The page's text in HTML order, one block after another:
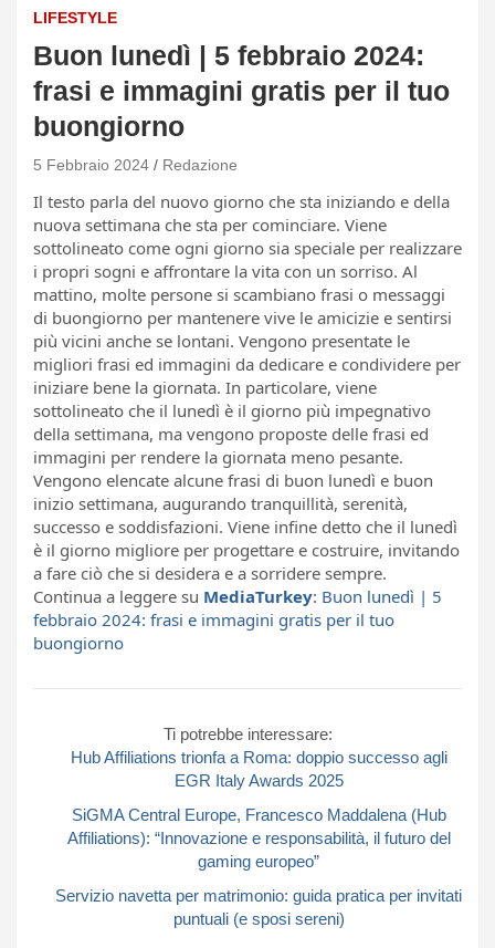
LIFESTYLE
Buon lunedì | 5 febbraio 2024:
frasi e immagini gratis per il tuo
buongiorno
5 Febbraio 2024 Redazione
Il testo parla del nuovo giorno che sta iniziando e della
nuova settimana che sta per cominciare. Viene
sottolineato come ogni giorno sia speciale per realizzare
i propri sogni e affrontare la vita con un sorriso. Al
mattino, molte persone si scambiano frasi o messaggi
di buongiorno per mantenere vive le amicizie e sentirsi
più vicini anche se lontani. Vengono presentate le
migliori frasi ed immagini da dedicare e condividere per
iniziare bene la giornata. In particolare, viene
sottolineato che il lunedì è il giorno più impegnativo
della settimana, ma vengono proposte delle frasi ed
immagini per rendere la giornata meno pesante.
Vengono elencate alcune frasi di buon lunedì e buon
inizio settimana, augurando tranquillità, serenità,
successo e soddisfazioni. Viene infine detto che il lunedì
è il giorno migliore per progettare e costruire, invitando
a fare ciò che si desidera e a sorridere sempre.
Continua a leggere su MediaTurkey: Buon lunedì | 5
febbraio 2024: frasi e immagini gratis per il tuo
buongiorno
Ti potrebbe interessare:
Hub Affiliations trionfa a Roma: doppio successo agli
EGR Italy Awards 2025
SiGMA Central Europe, Francesco Maddalena (Hub
Affiliations): “Innovazione e responsabilità, il futuro del
gaming europeo”
Servizio navetta per matrimonio: guida pratica per invitati
puntuali (e sposi sereni)